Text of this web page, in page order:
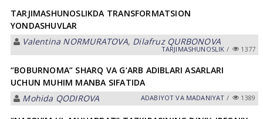
TARJIMASHUNOSLIKDA TRANSFORMATSION
YONDASHUVLAR
Valentina NORMURАTOVА, Dilafruz QURBONOVA
TАRJIMАSHUNOSLIK / 1377
“BOBURNOMA” SHARQ VA G‘ARB ADIBLARI ASARLARI
UCHUN MUHIM MANBA SIFATIDA
Mohida QODIROVA
АDАBIYOT VА MАDАNIYAT / 1389